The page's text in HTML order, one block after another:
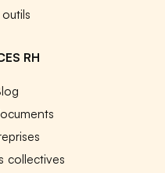
RH
collectives